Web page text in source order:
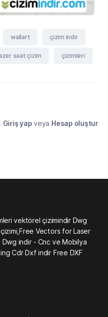
wallart çizim indir
saat çizim çizimleri
Giriş yap veya Hesap oluştur
vektörel çizimindir Dwg
Vectors for Laser
indir - Cnc ve Mobilya
Cdr Dxf indir Free DXF